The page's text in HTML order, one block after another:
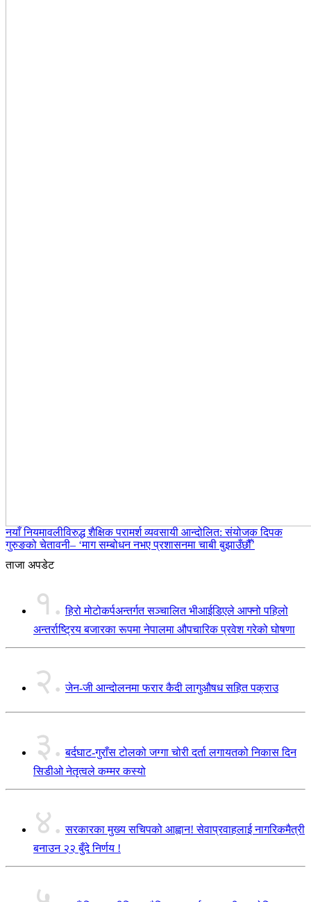
नयाँ नियमावलीविरुद्ध शैक्षिक परामर्श व्यवसायी आन्दोलित: संयोजक दिपक
गुरुङको चेतावनी– ‘माग सम्बोधन नभए प्रशासनमा चाबी बुझाउँछौँ’
ताजा अपडेट
१. हिरो मोटोकर्पअन्तर्गत सञ्चालित भीआईडिएले आफ्नो पहिलो
अन्तर्राष्ट्रिय बजारका रूपमा नेपालमा औपचारिक प्रवेश गरेको घोषणा
२. जेन-जी आन्दोलनमा फरार कैदी लागुऔषध सहित पक्राउ
३. बर्दघाट-गुराँस टोलको जग्गा चोरी दर्ता लगायतको निकास दिन
सिडीओ नेतृत्वले कम्मर कस्यो
४. सरकारका मुख्य सचिपको आह्वान! सेवाप्रवाहलाई नागरिकमैत्री
बनाउन २२ बुँदे निर्णय !